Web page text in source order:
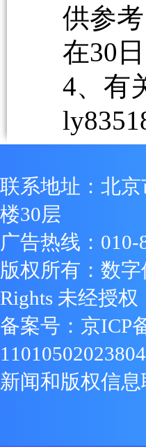
供参
在30
4、有
联系地址：北
楼30层
广告热线：010-
版权所有：数
Rights 未经授
备案号： 京ICP
11010502023804
新闻和版权信息